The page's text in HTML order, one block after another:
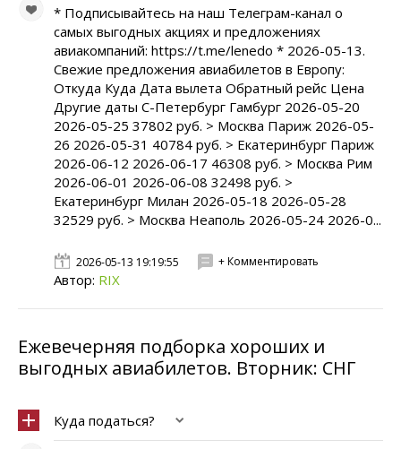
* Подписывайтесь на наш Телеграм-канал о
самых выгодных акциях и предложениях
авиакомпаний: https://t.me/lenedo * 2026-05-13.
Свежие предложения авиабилетов в Европу:
Откуда Куда Дата вылета Обратный рейс Цена
Другие даты С-Петербург Гамбург 2026-05-20
2026-05-25 37802 руб. > Москва Париж 2026-05-
26 2026-05-31 40784 руб. > Екатеринбург Париж
2026-06-12 2026-06-17 46308 руб. > Москва Рим
2026-06-01 2026-06-08 32498 руб. >
Екатеринбург Милан 2026-05-18 2026-05-28
32529 руб. > Москва Неаполь 2026-05-24 2026-0...
2026-05-13 19:19:55 + Комментировать
Автор: RIX
Ежевечерняя подборка хороших и
выгодных авиабилетов. Вторник: СНГ
Куда податься?